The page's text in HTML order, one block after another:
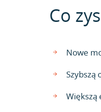
Co
Nowe
Szybszą
Większą